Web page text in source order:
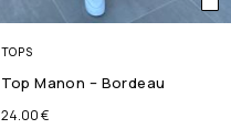
TOPS
Top Manon – Bordeau
24.00€